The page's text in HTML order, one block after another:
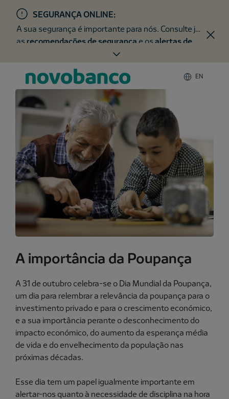
SEGURANÇA ONLINE:
A sua segurança é importante para nós. Consulte já
as recomendações de segurança e os alertas de
EN
A importância da Poupança
A 31 de outubro celebra-se o Dia Mundial da Poupança,
um dia para relembrar a relevância da poupança para o
investimento privado e para o crescimento económico,
e a sua importância perante o desconhecimento do
impacto económico, do aumento da esperança média
de vida e do envelhecimento da população nas
próximas décadas.
Esse dia tem um papel igualmente importante em
alertar-nos quanto à necessidade de disciplina na hora